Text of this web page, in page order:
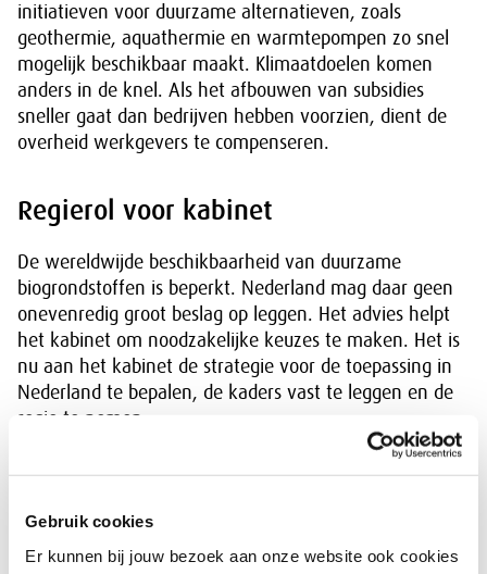
Gebruik cookies
Er kunnen bij jouw bezoek aan onze website ook cookies
initiatieven voor duurzame alternatieven, zoals
geothermie, aquathermie en warmtepompen zo snel
mogelijk beschikbaar maakt. Klimaatdoelen komen
anders in de knel. Als het afbouwen van subsidies
sneller gaat dan bedrijven hebben voorzien, dient de
overheid werkgevers te compenseren.
Regierol voor kabinet
De wereldwijde beschikbaarheid van duurzame
biogrondstoffen is beperkt. Nederland mag daar geen
onevenredig groot beslag op leggen. Het advies helpt
het kabinet om noodzakelijke keuzes te maken. Het is
nu aan het kabinet de strategie voor de toepassing in
Nederland te bepalen, de kaders vast te leggen en de
regie te nemen.